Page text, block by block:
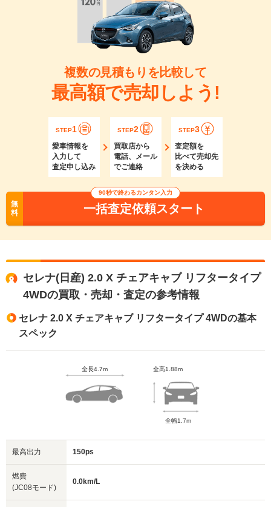
複数の見積もりを比較して
最高額で売却しよう!
STEP1
愛車情報を
入力して
査定申し込み
STEP2
買取店から
電話、メール
でご連絡
STEP3
査定額を
比べて売却先
を決める
無
料
90秒で終わるカンタン入力
一括査定依頼スタート
セレナ(日産) 2.0 X チェアキャブ リフタータイプ
4WDの買取・売却・査定の参考情報
セレナ 2.0 X チェアキャブ リフタータイプ 4WDの基本
スペック
全長4.7m 全高1.88m
全幅1.7m
最高出力 150ps
燃費
(JC08モード)
0.0km/L